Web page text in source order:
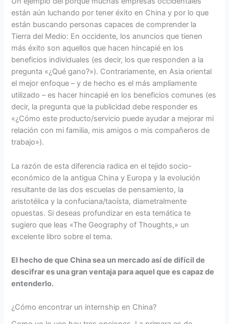
están aún luchando por tener éxito en China y por lo que
están buscando personas capaces de comprender la
Tierra del Medio: En occidente, los anuncios que tienen
más éxito son aquellos que hacen hincapié en los
beneficios individuales (es decir, los que responden a la
pregunta «¿Qué gano?»). Contrariamente, en Asia oriental
el mejor enfoque – y de hecho es el más ampliamente
utilizado – es hacer hincapié en los beneficios comunes (es
decir, la pregunta que la publicidad debe responder es
«¿Cómo este producto/servicio puede ayudar a mejorar mi
relación con mi familia, mis amigos o mis compañeros de
trabajo»).
La razón de esta diferencia radica en el tejido socio-
económico de la antigua China y Europa y la evolución
resultante de las dos escuelas de pensamiento, la
aristotélica y la confuciana/taoísta, diametralmente
opuestas. Si deseas profundizar en esta temática te
sugiero que leas «The Geography of Thoughts,» un
excelente libro sobre el tema.
El hecho de que China sea un mercado así de difícil de
descifrar es una gran ventaja para aquel que es capaz de
entenderlo.
¿Cómo encontrar un internship en China?